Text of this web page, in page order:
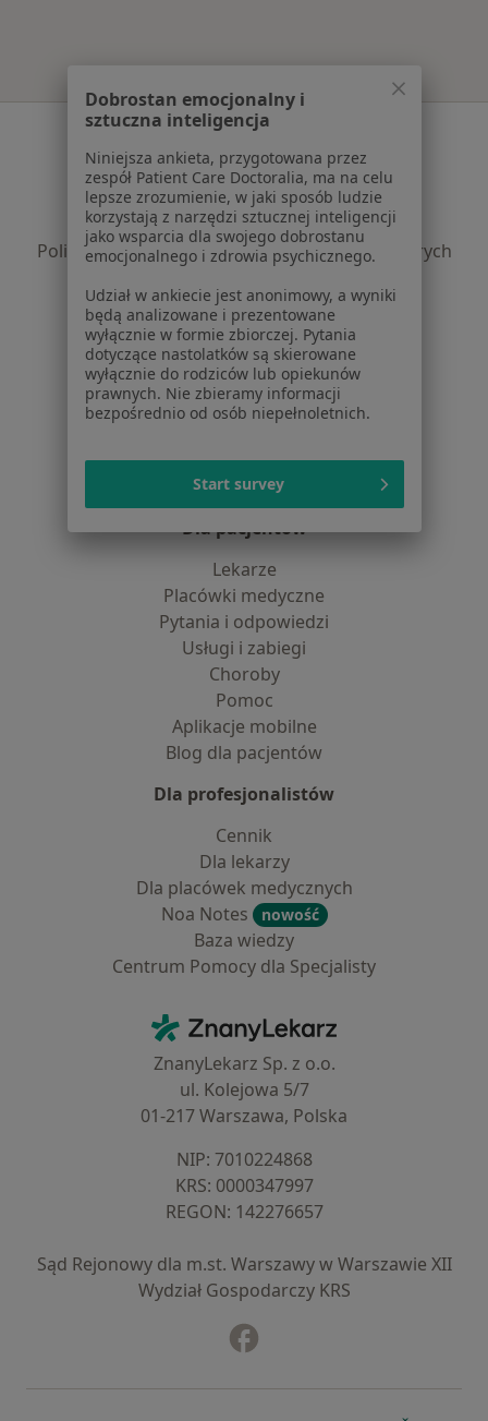
Serwis
Regulamin
Polityka prywatności pacjentów
Polityka prywatności profesjonalistów
Polityka prywatności dla profesjonalistów, których
Polityka cookies
Jak działają wyniki wyszukiwania
Dostępność
O nas
Praca Rekrutujemy!
Centrum prasowe
Kontakt
Dla pacjentów
Lekarze
Placówki medyczne
Pytania i odpowiedzi
Usługi i zabiegi
Choroby
Pomoc
Aplikacje mobilne
Blog dla pacjentów
Dla profesjonalistów
Cennik
Dla lekarzy
Dla placówek medycznych
Noa Notes
nowość
Baza wiedzy
Centrum Pomocy dla Specjalisty
ZnanyLekarz - Strona główna
ZnanyLekarz Sp. z o.o.
ul. Kolejowa 5/7
01-217 Warszawa, Polska
NIP: ⁠7010224868
KRS: ⁠0000347997
REGON: ⁠142276657
Sąd Rejonowy dla m.st. Warszawy w Warszawie XII
Wydział Gospodarczy KRS
Dobrostan emocjonalny i
sztuczna inteligencja
Niniejsza ankieta, przygotowana przez
zespół Patient Care Doctoralia, ma na celu
lepsze zrozumienie, w jaki sposób ludzie
korzystają z narzędzi sztucznej inteligencji
jako wsparcia dla swojego dobrostanu
emocjonalnego i zdrowia psychicznego.
Udział w ankiecie jest anonimowy, a wyniki
będą analizowane i prezentowane
wyłącznie w formie zbiorczej. Pytania
dotyczące nastolatków są skierowane
wyłącznie do rodziców lub opiekunów
prawnych. Nie zbieramy informacji
bezpośrednio od osób niepełnoletnich.
Start survey